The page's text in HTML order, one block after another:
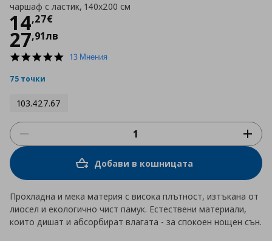
чаршаф с ластик, 140x200 см
14,27€
Цена
27,91лв
4.9
13 Мнения
75 точки
103.427.67
Добави в кошницата
Прохладнa и мека материя с висока плътност, изтъкана от
лиосел и екологично чист памук. Естествени материали,
които дишат и абсорбират влагата - за спокоен нощен сън.